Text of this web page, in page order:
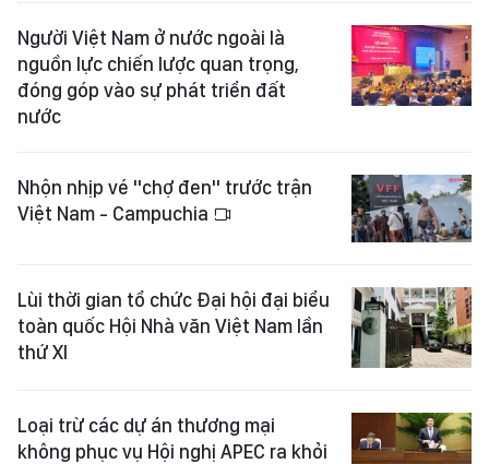
Người Việt Nam ở nước ngoài là
nguồn lực chiến lược quan trọng,
đóng góp vào sự phát triển đất
nước
Nhộn nhịp vé "chợ đen" trước trận
Việt Nam - Campuchia
Lùi thời gian tổ chức Đại hội đại biểu
toàn quốc Hội Nhà văn Việt Nam lần
thứ XI
Loại trừ các dự án thương mại
không phục vụ Hội nghị APEC ra khỏi